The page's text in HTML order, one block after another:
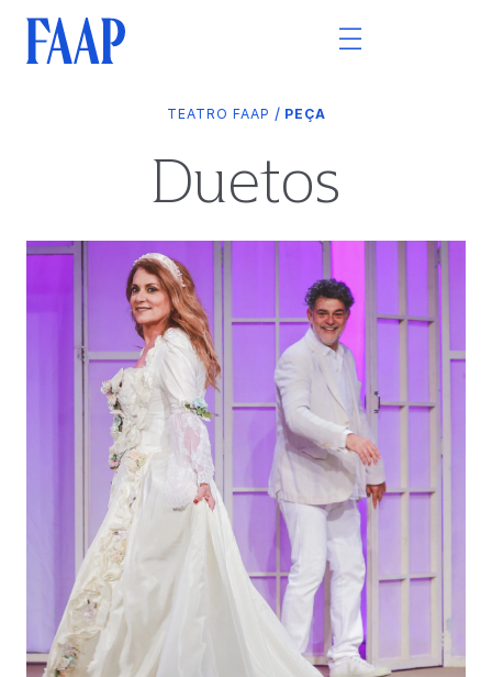
TEATRO FAAP / PEÇA
Duetos